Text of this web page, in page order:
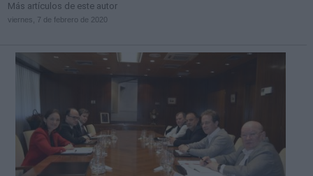
Más artículos de este autor
viernes, 7 de febrero de 2020